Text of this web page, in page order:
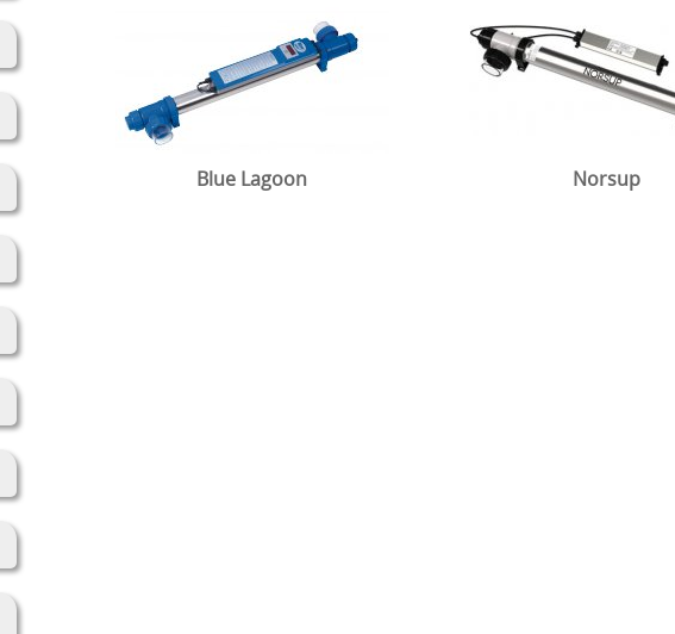
Blue Lagoon Norsup